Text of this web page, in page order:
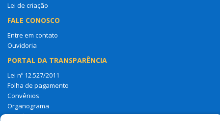
Lei de criação
FALE CONOSCO
Entre em contato
Ouvidoria
PORTAL DA TRANSPARÊNCIA
Lei nº 12.527/2011
Folha de pagamento
Convênios
Organograma
Legislação